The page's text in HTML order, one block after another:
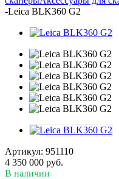
-Leica BLK360 G2
Артикул: 951110
4 350 000 руб.
В наличии